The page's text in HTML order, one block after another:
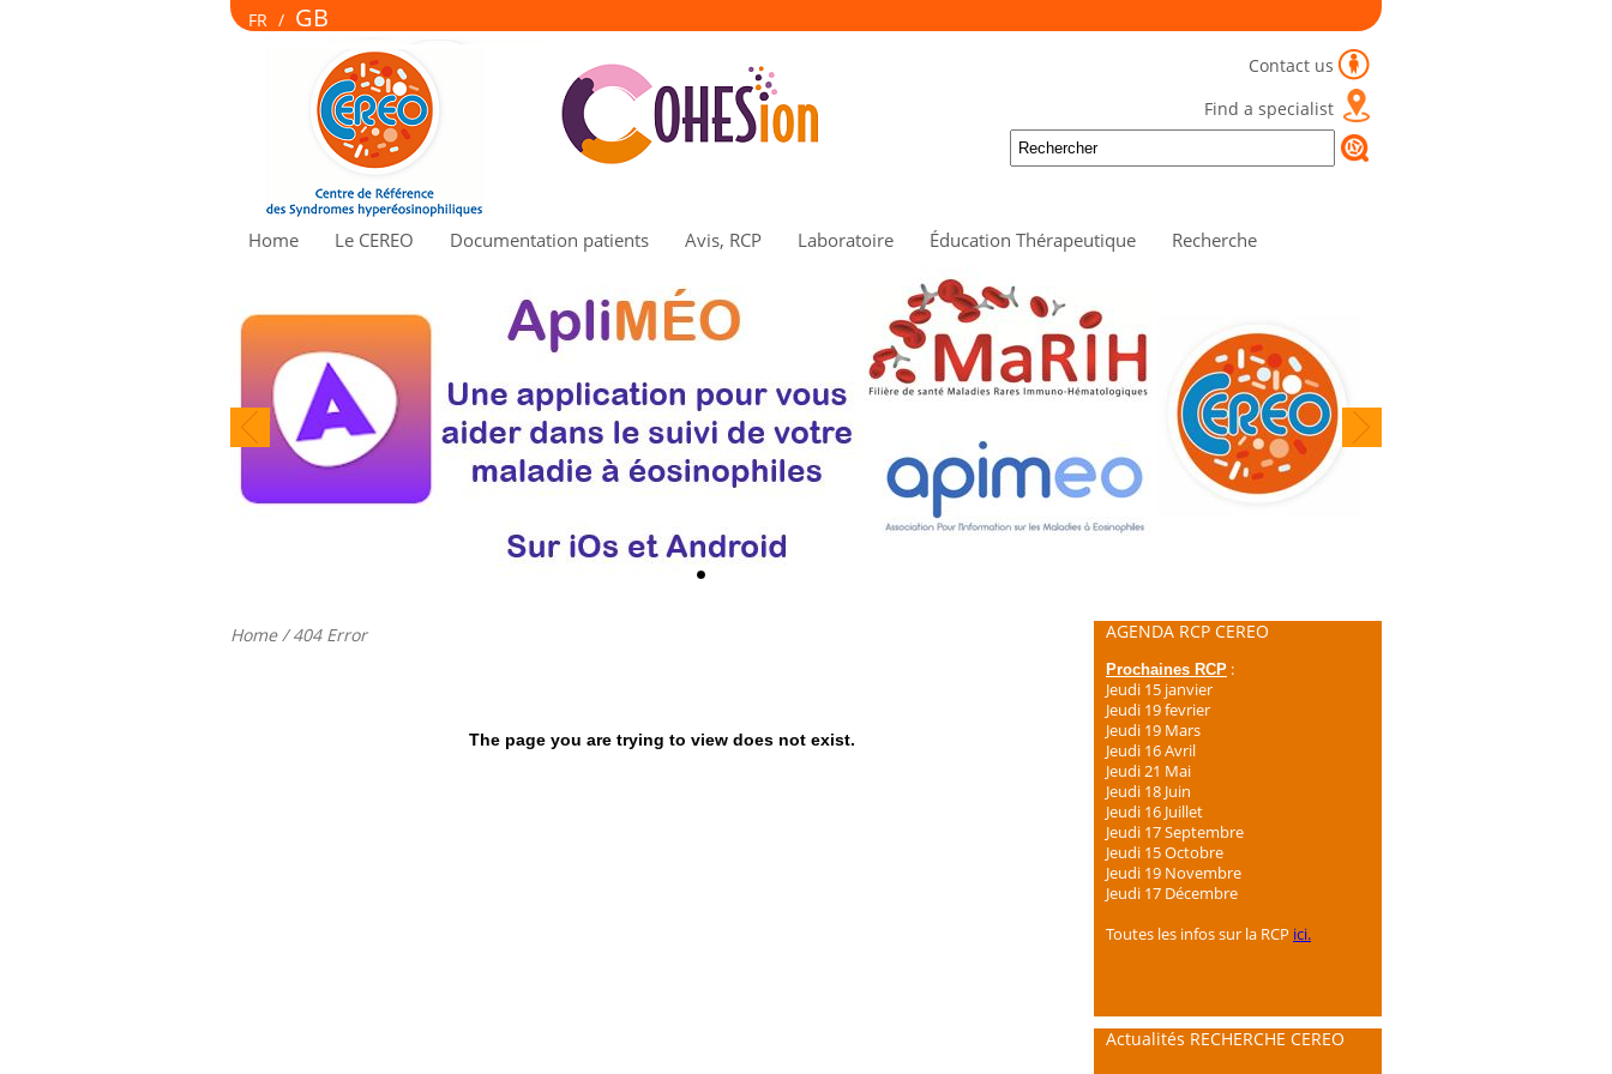
FR / GB
Contact us
Find a specialist
Home Le CEREO Documentation patients Avis, RCP Laboratoire Éducation Thérapeutique Recherche
Home/ 404 Error
The page you are trying to view does not exist.
AGENDA RCP CEREO
Prochaines RCP :
Jeudi 15 janvier
Jeudi 19 fevrier
Jeudi 19 Mars
Jeudi 16 Avril
Jeudi 21 Mai
Jeudi 18 Juin
Jeudi 16 Juillet
Jeudi 17 Septembre
Jeudi 15 Octobre
Jeudi 19 Novembre
Jeudi 17 Décembre
Toutes les infos sur la RCP ici.
Actualités RECHERCHE CEREO